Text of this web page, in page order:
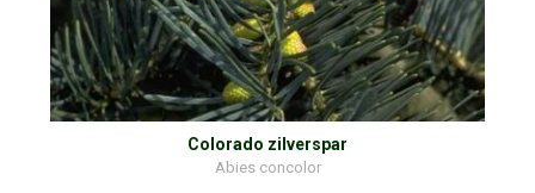
Colorado zilverspar
Abies concolor